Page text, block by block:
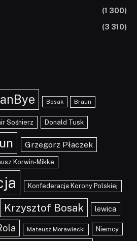
(1 300)
(3 310)
Bosak Braun
Sośnierz Donald Tusk
Grzegorz Płaczek
Korwin-Mikke
Konfederacja Korony Polskiej
Krzysztof Bosak lewica
Mateusz Morawiecki Niemcy